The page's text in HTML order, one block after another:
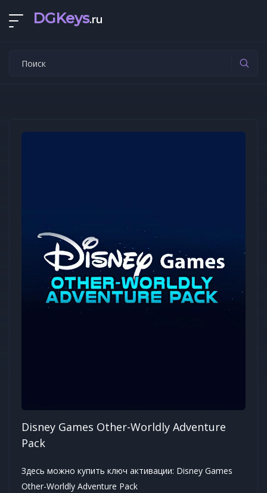
DGKeys.ru
Disney Games Other-Worldly Adventure
Pack
Здесь можно купить ключ активации: Disney Games
Other-Worldly Adventure Pack